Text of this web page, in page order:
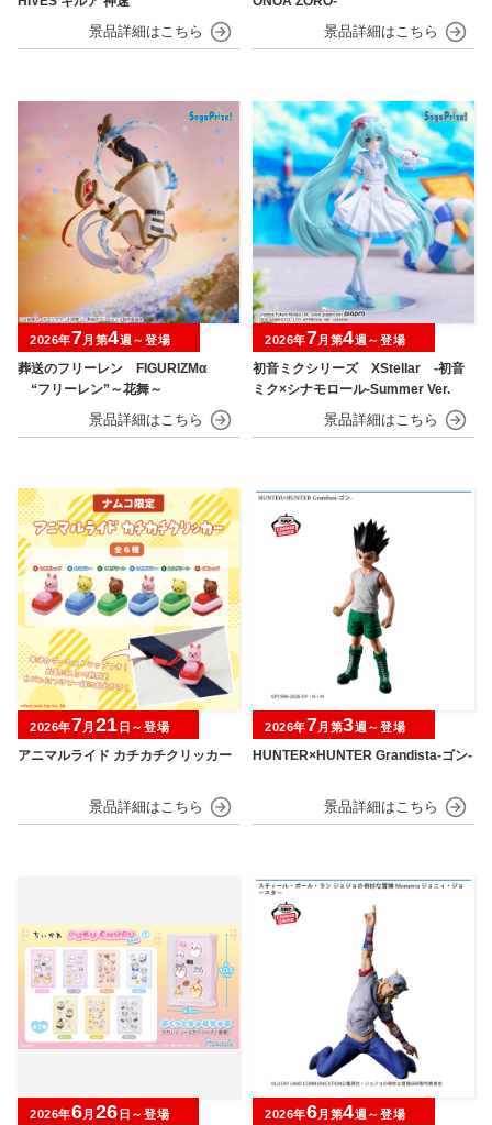
葬送のフリーレン FIGURIZMα
“フリーレン”～花舞～
2026年7月第4週～登場
初音ミクシリーズ XStellar ‐初音
ミク×シナモロール‐Summer Ver.
2026年7月第4週～登場
アニマルライド カチカチクリッカー
2026年7月 21 日～登場
HUNTER×HUNTER Grandista-ゴン-
2026年7月第3週～登場
2026年6月 26 日～登場 2026年6月第4週～登場